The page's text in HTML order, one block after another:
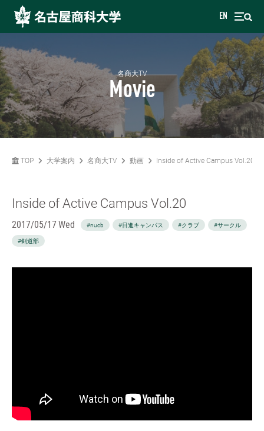
EN
名商大TV
Movie
TOP 大学案内 名商大TV 動画 Inside of Active Campus Vol.20
Inside of Active Campus Vol.20
2017/05/17 Wed #nucb #日進キャンパス #クラブ #サークル
#剣道部